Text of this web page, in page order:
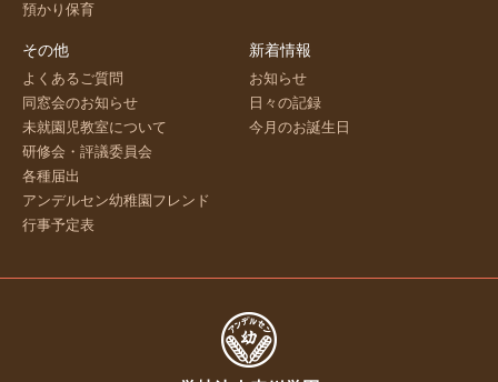
預かり保育
その他
よくあるご質問
同窓会のお知らせ
未就園児教室について
研修会・評議委員会
各種届出
アンデルセン幼稚園フレンド
行事予定表
新着情報
お知らせ
日々の記録
今月のお誕生日